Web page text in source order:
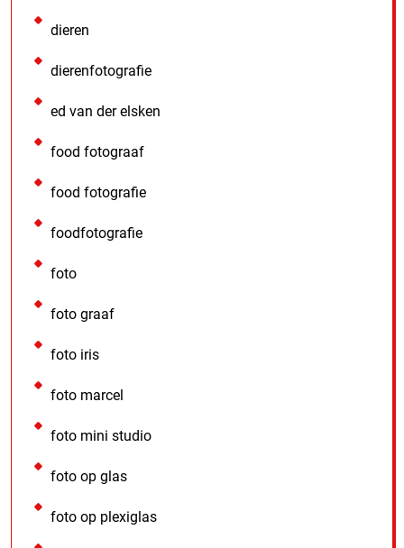
dieren
dierenfotografie
ed van der elsken
food fotograaf
food fotografie
foodfotografie
foto
foto graaf
foto iris
foto marcel
foto mini studio
foto op glas
foto op plexiglas